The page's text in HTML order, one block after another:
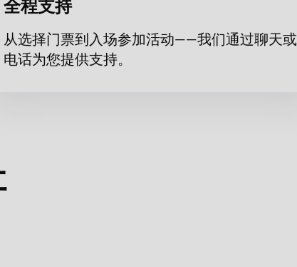
全程支持
从选择门票到入场参加活动——我们通过聊天或
电话为您提供支持。